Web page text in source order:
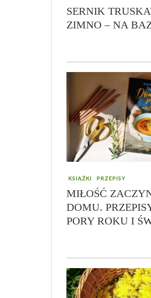
SERNIK
ZIMNO – NA
KSIĄŻKI PRZEPISY
MIŁOŚĆ
DOMU.
PORY ROKU I